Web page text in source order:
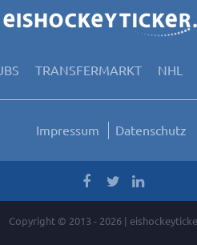
TRANSFERMARKT NHL
Impressum Datenschutz
Copyright © 2013 - 2026 |